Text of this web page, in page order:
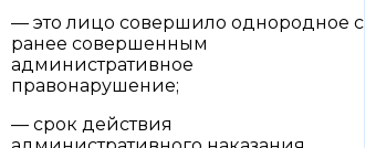
— это лицо совершило однородное с
ранее совершенным
административное
правонарушение;
— срок действия